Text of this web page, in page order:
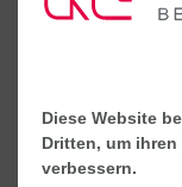
Referenz
Diese Website
Dritten, um
verbessern.